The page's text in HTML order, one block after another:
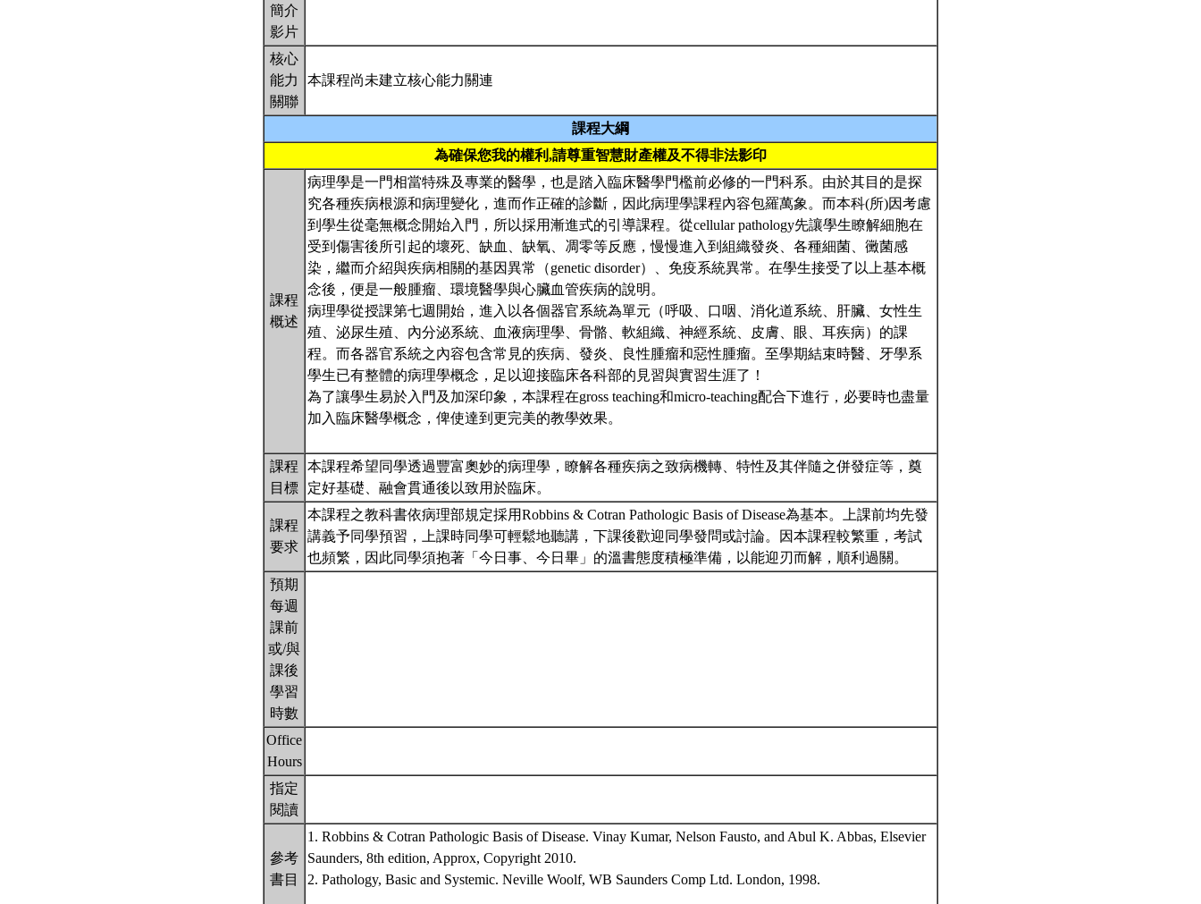
簡介
影片
核心
能力
關聯
本課程尚未建立核心能力關連
課程大綱
為確保您我的權利,請尊重智慧財產權及不得非法影印
課程
概述
病理學是一門相當特殊及專業的醫學，也是踏入臨床醫學門檻前必修的一門科系。由於其目的是探
究各種疾病根源和病理變化，進而作正確的診斷，因此病理學課程內容包羅萬象。而本科(所)因考慮
到學生從毫無概念開始入門，所以採用漸進式的引導課程。從cellular pathology先讓學生瞭解細胞在
受到傷害後所引起的壞死、缺血、缺氧、凋零等反應，慢慢進入到組織發炎、各種細菌、黴菌感
染，繼而介紹與疾病相關的基因異常（genetic disorder）、免疫系統異常。在學生接受了以上基本概
念後，便是一般腫瘤、環境醫學與心臟血管疾病的說明。
病理學從授課第七週開始，進入以各個器官系統為單元（呼吸、口咽、消化道系統、肝臟、女性生
殖、泌尿生殖、內分泌系統、血液病理學、骨骼、軟組織、神經系統、皮膚、眼、耳疾病）的課
程。而各器官系統之內容包含常見的疾病、發炎、良性腫瘤和惡性腫瘤。至學期結束時醫、牙學系
學生已有整體的病理學概念，足以迎接臨床各科部的見習與實習生涯了！
為了讓學生易於入門及加深印象，本課程在gross teaching和micro-teaching配合下進行，必要時也盡量
加入臨床醫學概念，俾使達到更完美的教學效果。
課程
目標
本課程希望同學透過豐富奧妙的病理學，瞭解各種疾病之致病機轉、特性及其伴隨之併發症等，奠
定好基礎、融會貫通後以致用於臨床。
課程
要求
本課程之教科書依病理部規定採用Robbins & Cotran Pathologic Basis of Disease為基本。上課前均先發
講義予同學預習，上課時同學可輕鬆地聽講，下課後歡迎同學發問或討論。因本課程較繁重，考試
也頻繁，因此同學須抱著「今日事、今日畢」的溫書態度積極準備，以能迎刃而解，順利過關。
預期
每週
課前
或/與
課後
學習
時數
Office
Hours
指定
閱讀
參考
書目
1. Robbins & Cotran Pathologic Basis of Disease. Vinay Kumar, Nelson Fausto, and Abul K. Abbas, Elsevier
Saunders, 8th edition, Approx, Copyright 2010.
2. Pathology, Basic and Systemic. Neville Woolf, WB Saunders Comp Ltd. London, 1998.